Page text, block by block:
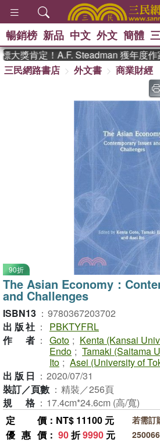
熱搜： 東野
、
國
台
孩：黎曼猜想
暢銷榜 新品 中文 外文 簡體
大獎肯定！A.F. Steadman 獲年度作
三民網路書店
外文書
商業財經
90折
The Asian Economy：
and Challenges
ISBN13 ： 9780367203702
出版社 ：
PBKTYFRL
作者 ： Goto ; Kenta (Kansai
Endo ; Tamaki (Saitama
Ito ; Asei (University of
出版日 ： 2020/07/31
裝訂／頁數 ： 精裝／256頁
規格 ： 17.4cm*24.6cm (高/寬)
定價 ：NT$ 11100 元
優惠價 ： 90折9990 元
若需訂